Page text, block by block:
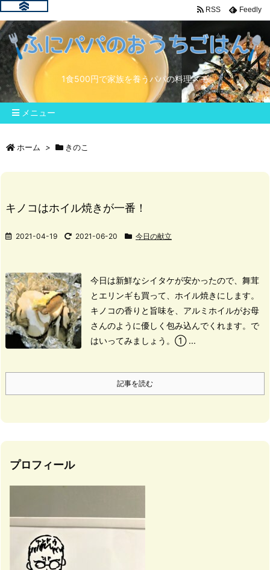
1食500円で家族を養うパパの料理メモ
メニュー
RSS Feedly
ホーム > きのこ
キノコはホイル焼きが一番！
2021-04-19 2021-06-20 今日の献立
今日は新鮮なシイタケが安かったので、舞茸
とエリンギも買って、ホイル焼きにします。
キノコの香りと旨味を、 アルミホイルがお母
さんのように優しく包み込んでくれます。 で
はいってみましょう。 ① ...
記事を読む
プロフィール